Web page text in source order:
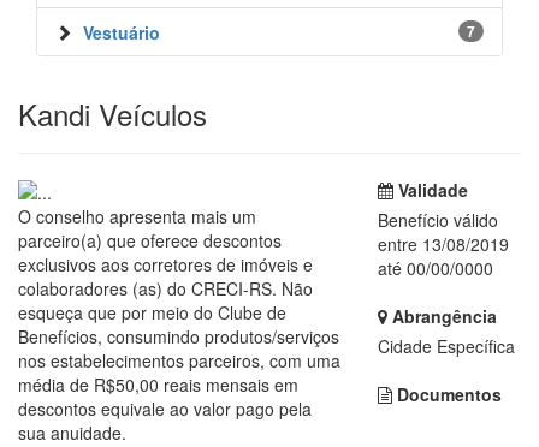
7
Vestuário
Kandi Veículos
O conselho apresenta mais um
parceiro(a) que oferece descontos
exclusivos aos corretores de imóveis e
colaboradores (as) do CRECI-RS. Não
esqueça que por meio do Clube de
Benefícios, consumindo produtos/serviços
nos estabelecimentos parceiros, com uma
média de R$50,00 reais mensais em
descontos equivale ao valor pago pela
sua anuidade.
Validade
Benefício válido
entre 13/08/2019
até 00/00/0000
Abrangência
Cidade Específica
Documentos